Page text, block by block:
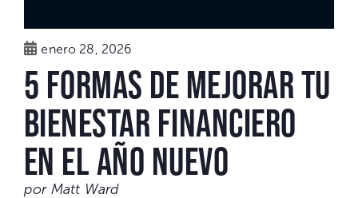
enero 28, 2026
5 formas de mejorar tu
bienestar financiero
en el Año Nuevo
por Matt Ward